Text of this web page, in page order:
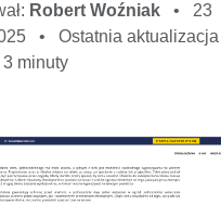
Robert Woźniak •
23
•
Ostatnia
3 minuty